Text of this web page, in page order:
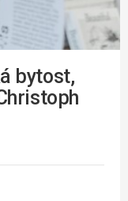
bytost,